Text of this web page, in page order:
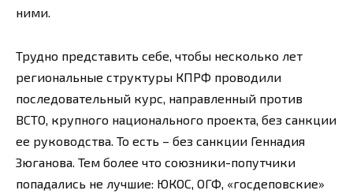
ними.
Трудно представить себе, чтобы несколько лет
региональные структуры КПРФ проводили
последовательный курс, направленный против
ВСТО, крупного национального проекта, без санкции
ее руководства. То есть – без санкции Геннадия
Зюганова. Тем более что союзники-попутчики
попадались не лучшие: ЮКОС, ОГФ, «госдеповские»